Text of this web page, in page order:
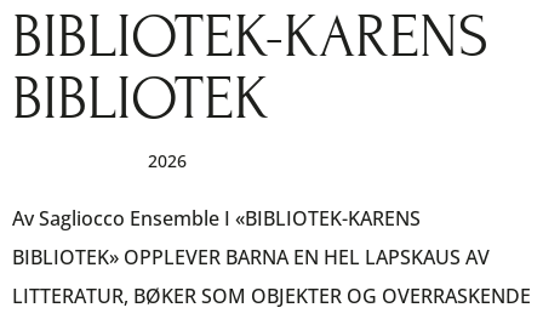
BIBLIOTEK-KARENS
BIBLIOTEK
|
2026
Av Sagliocco Ensemble I «BIBLIOTEK-KARENS
BIBLIOTEK» OPPLEVER BARNA EN HEL LAPSKAUS AV
LITTERATUR, BØKER SOM OBJEKTER OG OVERRASKENDE